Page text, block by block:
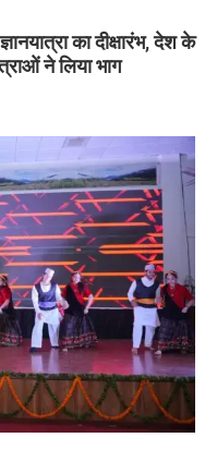
का दीक्षारंभ, देश के
ने लिया भाग